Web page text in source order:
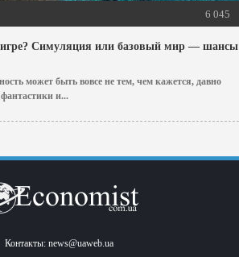
6 045
Симуляция или базовый мир — шансы
может быть вовсе не тем, чем кажется, давно
и...
Контакты: news@uaweb.ua